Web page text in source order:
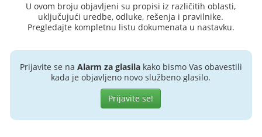
U ovom broju objavljeni su propisi iz različitih oblasti,
uključujući uredbe, odluke, rešenja i pravilnike.
Pregledajte kompletnu listu dokumenata u nastavku.
Prijavite se na Alarm za glasilakako bismo Vas obavestili
kada je objavljeno novo službeno glasilo.
Prijavite se!